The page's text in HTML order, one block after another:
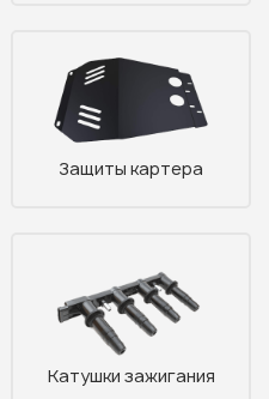
Защиты картера
Катушки зажигания